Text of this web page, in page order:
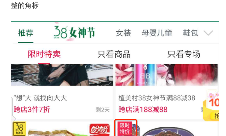
整的角标